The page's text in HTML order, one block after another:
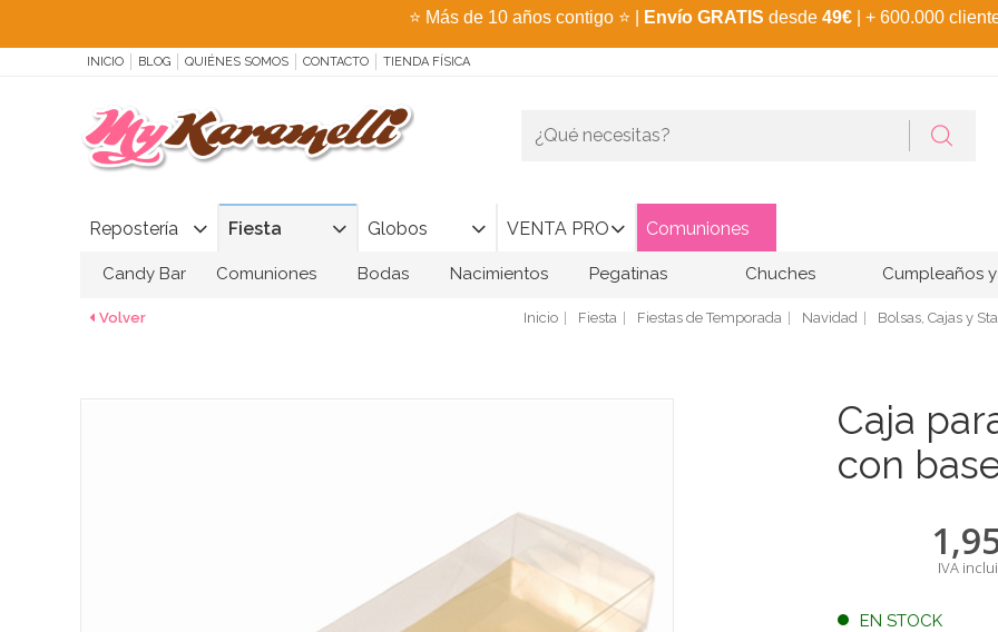
⭐ Más de 10 años contigo ⭐ Envío GRATIS desde 49€ | + 600.000
INICIO BLOG QUIÉNES SOMOS CONTACTO TIENDA FÍSICA
Repostería Fiesta Globos VENTA PRO Comuniones
Candy Bar Comuniones Bodas Nacimientos Pegatinas Chuches Cumpleaños
Volver Inicio Fiesta Fiestas de Temporada Navidad Bolsas, Cajas y
Caja
con
IVA
EN STOCK